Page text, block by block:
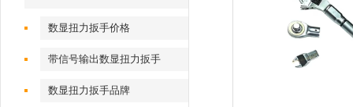
显扭力扳手
数显扭力扳手价格
带信号输出数显扭力扳手
数显扭力扳手品牌